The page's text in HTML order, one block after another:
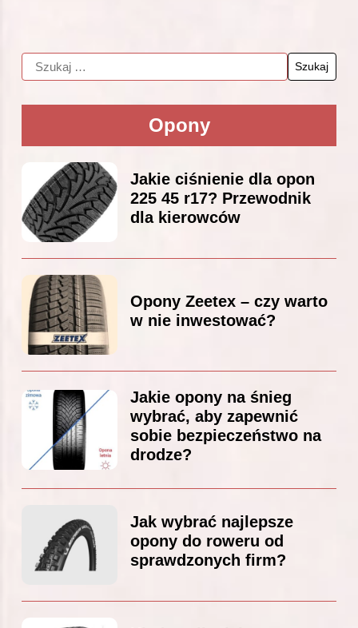
Opony
Jakie ciśnienie dla opon
225 45 r17? Przewodnik
dla kierowców
Opony Zeetex – czy warto
w nie inwestować?
Jakie opony na śnieg
wybrać, aby zapewnić
sobie bezpieczeństwo na
drodze?
Jak wybrać najlepsze
opony do roweru od
sprawdzonych firm?